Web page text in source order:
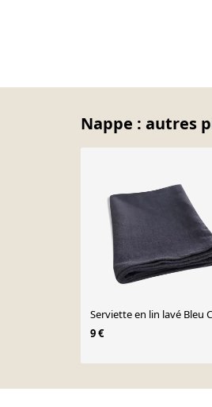
Nappe : autres
Serviette en lin lavé Bleu
9 €